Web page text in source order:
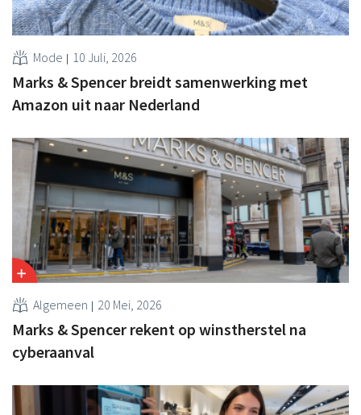
Mode 10 Juli, 2026
Marks & Spencer breidt samenwerking met
Amazon uit naar Nederland
Algemeen 20 Mei, 2026
Marks & Spencer rekent op winstherstel na
cyberaanval